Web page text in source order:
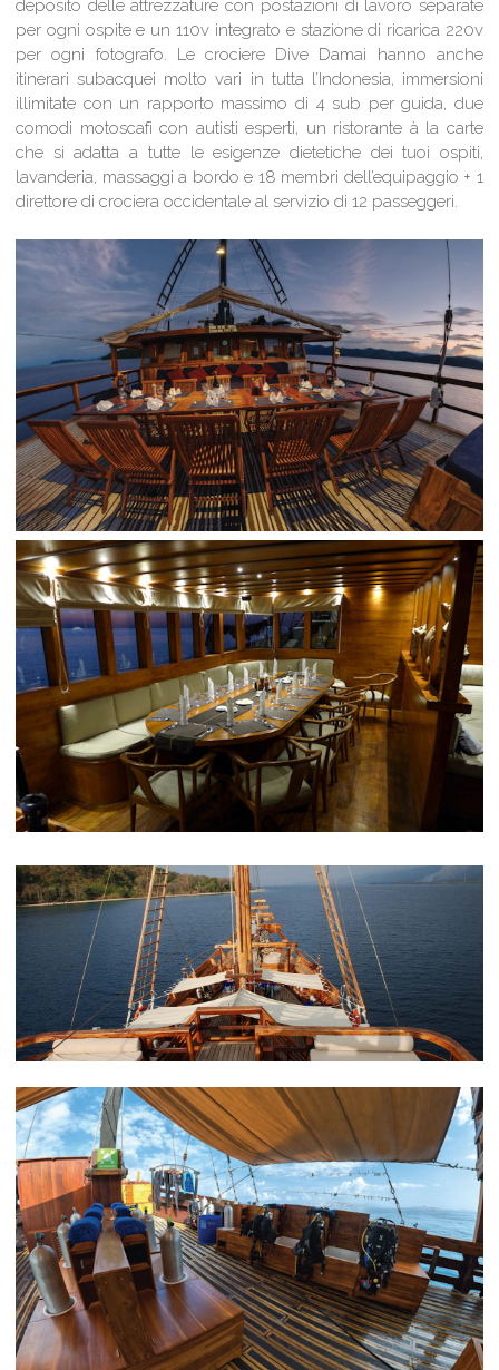
deposito delle attrezzature con postazioni di lavoro separate
per ogni ospite e un 110v integrato e stazione di ricarica 220v
per ogni fotografo. Le crociere Dive Damai hanno anche
itinerari subacquei molto vari in tutta l’Indonesia, immersioni
illimitate con un rapporto massimo di 4 sub per guida, due
comodi motoscafi con autisti esperti, un ristorante à la carte
che si adatta a tutte le esigenze dietetiche dei tuoi ospiti,
lavanderia, massaggi a bordo e 18 membri dell’equipaggio + 1
direttore di crociera occidentale al servizio di 12 passeggeri.